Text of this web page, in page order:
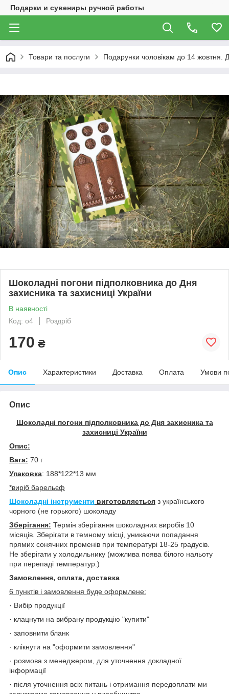
Подарки и сувениры ручной работы
Товари та послуги Подарунки чоловікам до 14 жовтня.
Шоколадні погони підполковника до Дня
захисника та захисниці України
В наявності
Код: o4
Роздріб
170 ₴
Опис Характеристики Доставка Оплата Умови
Опис
Шоколадні погони підполковника до Дня захисника та
захисниці України
Опис:
Вага: 70 г
Упаковка: 188*122*13 мм
*виріб барельєф
Шоколадні інструменти виготовляється з українського
чорного (не горького) шоколаду
Зберігання: Термін зберігання шоколадних виробів 10
місяців. Зберігати в темному місці, уникаючи попадання
прямих сонячних променів при температурі 18-25 градусів.
Не зберігати у холодильнику (можлива поява білого нальоту
при перепаді температур.)
Замовлення, оплата, доставка
6 пунктів і замовлення буде оформлене:
· Вибір продукції
· клацнути на вибрану продукцію "купити"
· заповнити бланк
· клікнути на "оформити замовлення"
· розмова з менеджером, для уточнення докладної
інформації
· після уточнення всіх питань і отримання передоплати ми